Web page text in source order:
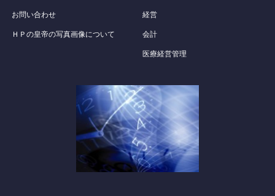
お問い合わせ
ＨＰの皇帝の写真画像について
経営
会計
医療経営管理